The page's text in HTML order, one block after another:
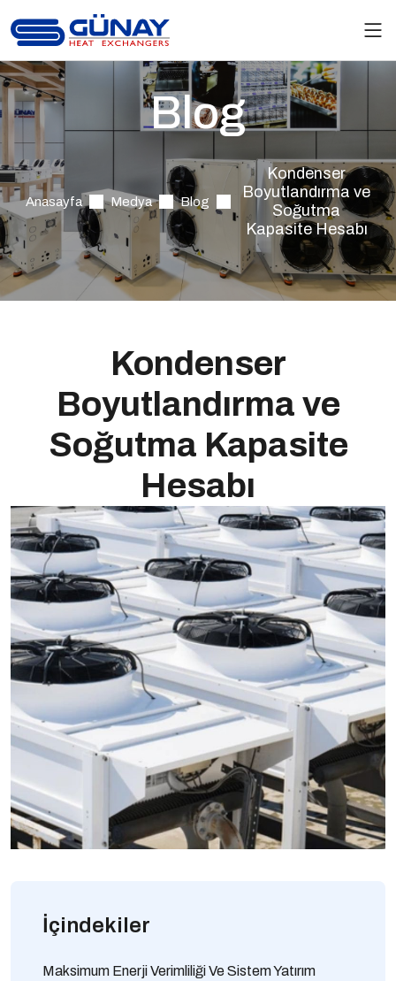
Blog
Anasayfa Medya Blog
Kondenser
Boyutlandırma ve
Soğutma
Kapasite Hesabı
Kondenser
Boyutlandırma ve
Soğutma Kapasite
Hesabı
İçindekiler
Maksimum Enerji Verimliliği Ve Sistem Yatırım